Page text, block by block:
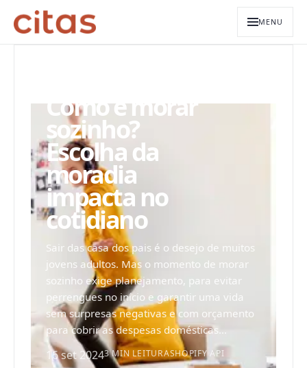
MENU
Como é morar
sozinho?
Escolha da
moradia
impacta no
cotidiano
Sair das casa dos pais é o desejo de muitos
jovens adultos. Mas o momento de morar
sozinho exige planejamento, para evitar
perrengues no início e garantir uma vida
sem surpresas negativas e com orçamento
para cobrir as despesas domésticas...
16 set 20243 MIN LEITURASHOPIFY API